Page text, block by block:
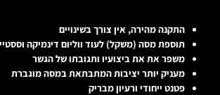
התקנה מהירה, אין צורך בשינויים
תוספת מסה (משקל) לעוד ווליום דינמיקה וססטיין
משפר את את ביצועיו ותגובתו של הגשר
מעניק יותר יציבות המתבתאת במסה מוגברת
פטנט ייחודי ורעיון מבריק